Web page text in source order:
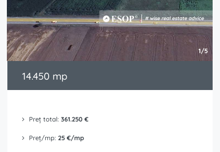
1/5
14.450 mp
Preț total: 361.250 €
Preț/mp: 25 €/mp